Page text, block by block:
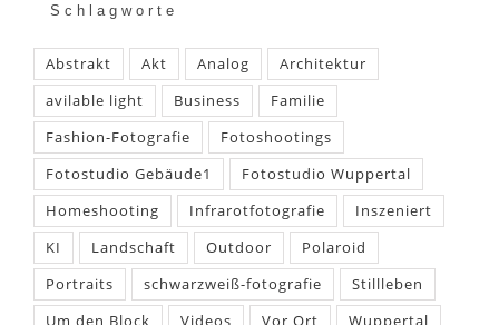
Schlagworte
Abstrakt Akt Analog
Architektur
avilable light
Business
Familie
Fashion-Fotografie
Fotoshootings
Fotostudio Gebäude1
Fotostudio Wuppertal
Homeshooting
Infrarotfotografie
Inszeniert
KI
Landschaft Outdoor
Polaroid
Portraits
schwarzweiß-fotografie
Stillleben
Um den Block
Videos Vor Ort Wuppertal